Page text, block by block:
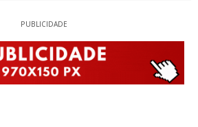
PUBLICIDADE